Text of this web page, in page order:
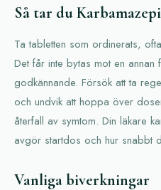
Så tar du
Ta tabletten som ordinerats,
Det får inte bytas mot en annan
godkännande. Försök att ta
och undvik att hoppa över
återfall av symtom. Din läkare
avgör startdos och hur snabbt
Vanliga biverkningar